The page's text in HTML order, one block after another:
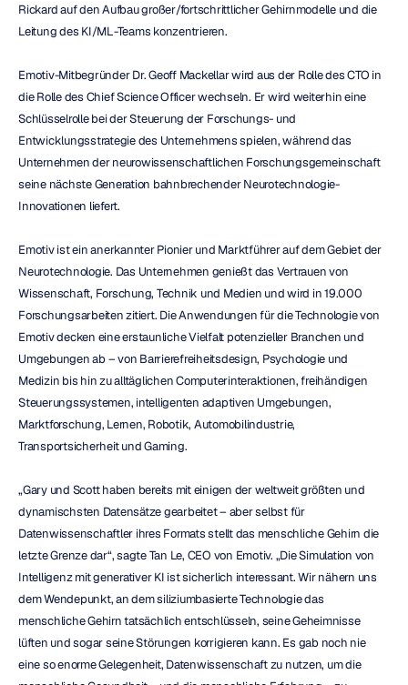
Rickard auf den Aufbau großer/fortschrittlicher Gehirnmodelle und die
Leitung des KI/ML-Teams konzentrieren.
Emotiv-Mitbegründer Dr. Geoff Mackellar wird aus der Rolle des CTO in
die Rolle des Chief Science Officer wechseln. Er wird weiterhin eine
Schlüsselrolle bei der Steuerung der Forschungs- und
Entwicklungsstrategie des Unternehmens spielen, während das
Unternehmen der neurowissenschaftlichen Forschungsgemeinschaft
seine nächste Generation bahnbrechender Neurotechnologie-
Innovationen liefert.
Emotiv ist ein anerkannter Pionier und Marktführer auf dem Gebiet der
Neurotechnologie. Das Unternehmen genießt das Vertrauen von
Wissenschaft, Forschung, Technik und Medien und wird in 19.000
Forschungsarbeiten zitiert. Die Anwendungen für die Technologie von
Emotiv decken eine erstaunliche Vielfalt potenzieller Branchen und
Umgebungen ab – von Barrierefreiheitsdesign, Psychologie und
Medizin bis hin zu alltäglichen Computerinteraktionen, freihändigen
Steuerungssystemen, intelligenten adaptiven Umgebungen,
Marktforschung, Lernen, Robotik, Automobilindustrie,
Transportsicherheit und Gaming.
„Gary und Scott haben bereits mit einigen der weltweit größten und
dynamischsten Datensätze gearbeitet – aber selbst für
Datenwissenschaftler ihres Formats stellt das menschliche Gehirn die
letzte Grenze dar“, sagte Tan Le, CEO von Emotiv. „Die Simulation von
Intelligenz mit generativer KI ist sicherlich interessant. Wir nähern uns
dem Wendepunkt, an dem siliziumbasierte Technologie das
menschliche Gehirn tatsächlich entschlüsseln, seine Geheimnisse
lüften und sogar seine Störungen korrigieren kann. Es gab noch nie
eine so enorme Gelegenheit, Datenwissenschaft zu nutzen, um die